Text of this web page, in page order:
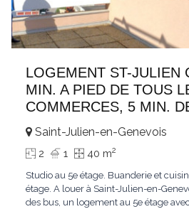
LOGEMENT ST-JULIEN
MIN. A PIED DE TOUS
COMMERCES, 5 MIN.
Saint-Julien-en-Genevois
2 1 40 m2
Studio au 5e étage. Buanderie et
étage. A louer à Saint-Julien-en-
des bus, un logement au 5e étage